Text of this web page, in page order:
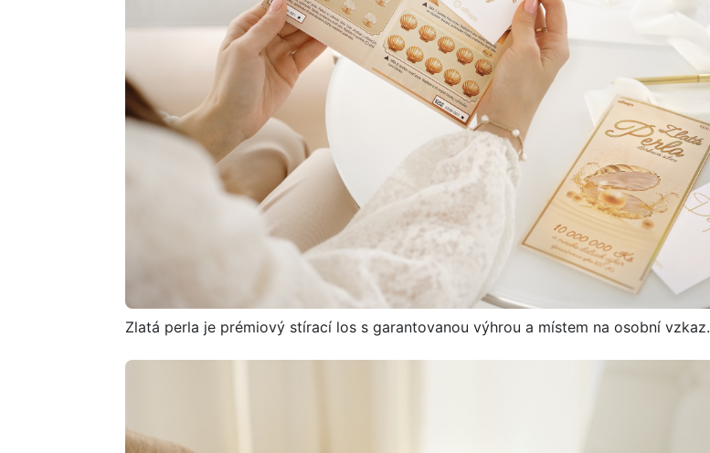
Zlatá perla je prémiový stírací los s garantovanou výhrou a místem na osobní vzkaz.